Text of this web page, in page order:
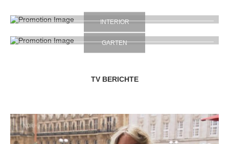
INTERIOR
GARTEN
TV BERICHTE